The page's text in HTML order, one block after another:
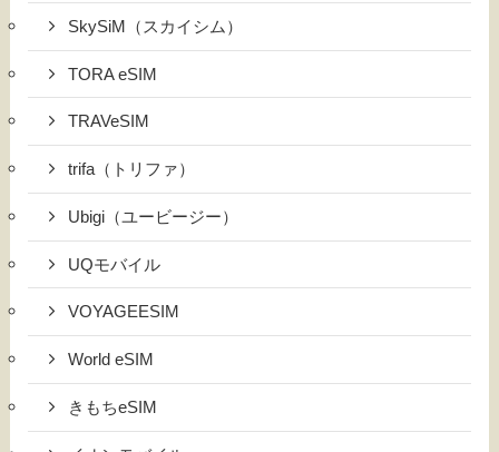
SkySiM（スカイシム）
TORA eSIM
TRAVeSIM
trifa（トリファ）
Ubigi（ユービージー）
UQモバイル
VOYAGEESIM
World eSIM
きもちeSIM